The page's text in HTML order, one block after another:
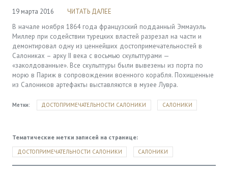
19 марта 2016
ЧИТАТЬ ДАЛЕЕ
В начале ноября 1864 года французский подданный Эммауэль
Миллер при содействии турецких властей разрезал на части и
демонтировал одну из ценнейших достопримечательностей в
Салониках – арку II века с восьмью скульптурами —
«заколдованные». Все скульптуры были вывезены из порта по
морю в Париж в сопровождении военного корабля. Похищенные
из Салоников артефакты выставляются в музее Лувра.
Метки: ДОСТОПРИМЕЧАТЕЛЬНОСТИ САЛОНИКИ САЛОНИКИ
Тематические метки записей на странице:
ДОСТОПРИМЕЧАТЕЛЬНОСТИ САЛОНИКИ САЛОНИКИ